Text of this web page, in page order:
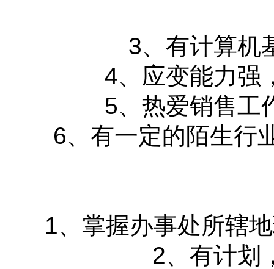
3、有计算机
4、应变能力强
5、热爱销售工
6、有一定的陌生行
1、掌握办事处所辖
2、有计划